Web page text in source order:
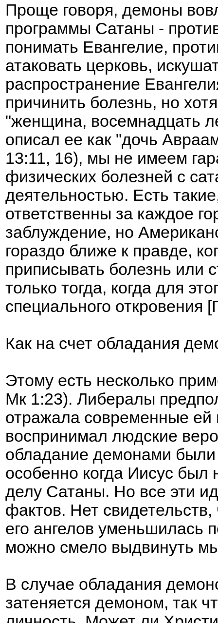
Проще говоря, демоны
программы Сатаны -
понимать Евангелие,
атаковать церковь,
распространение
причинить болезнь, но
"женщина, восемнадцать
описал ее как "дочь
13:11, 16), мы не имеем
физических болезней с
деятельностью. Есть
ответственны за каждое
заблуждение, но
гораздо ближе к правде,
приписывать болезнь или
только тогда, когда для
специального откровения
Как на счет обладания
Этому есть несколько
Мк 1:23). Либералы
отражала современные ей
воспринимал людские
обладание демонами
особенно когда Иисус
делу Сатаны. Но все эти
фактов. Нет
его ангелов уменьшилась
можно смело выдвинуть
В случае обладания
затеняется демоном, так